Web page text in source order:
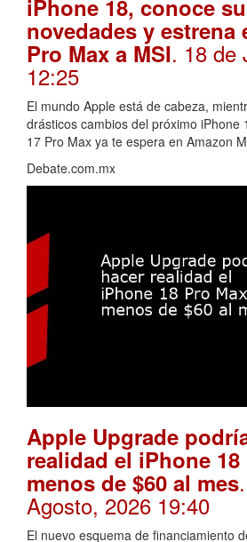
iPhone 18, conoce
novedades y estrena
Pro Max a MSI. 18 de
12:25
El mundo Apple está de cabeza,
drásticos cambios del próximo iPhone
17 Pro Max ya te espera en Amazon
Debate.com.mx
Apple Upgrade
realidad el iPhone
menos de $60 al mes
Agosto, 2026 19:40
El nuevo esquema de financiamiento